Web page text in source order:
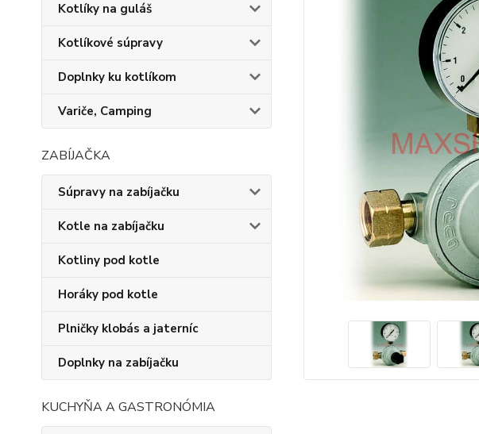
Kotlíky na guláš
Kotlíkové súpravy
Doplnky ku kotlíkom
Variče, Camping
ZABÍJAČKA
Súpravy na zabíjačku
Kotle na zabíjačku
Kotliny pod kotle
Horáky pod kotle
Plničky klobás a jaterníc
Doplnky na zabíjačku
KUCHYŇA A GASTRONÓMIA